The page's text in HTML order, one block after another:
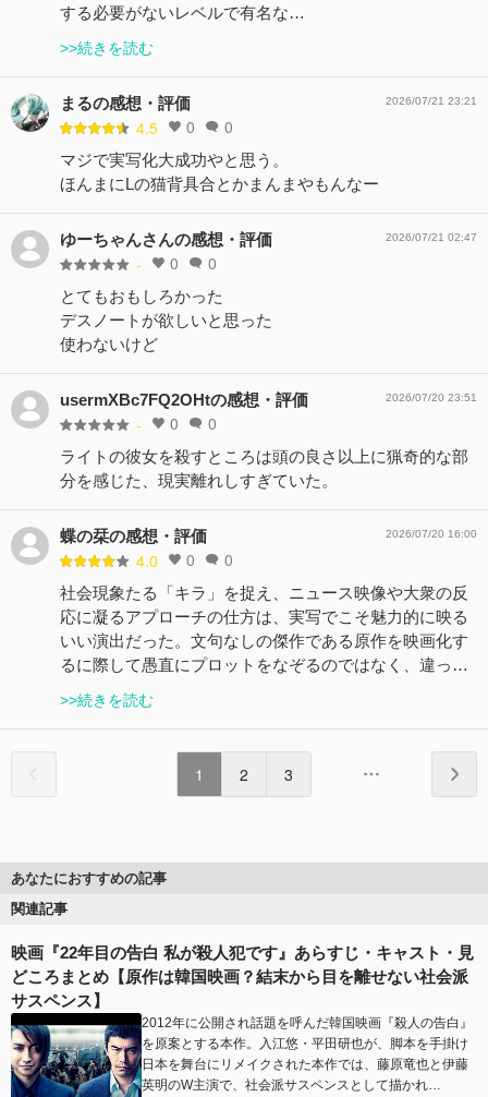
する必要がないレベルで有名な…
>>続きを読む
まるの感想・評価
4.5 0 0
2026/07/21 23:21
マジで実写化大成功やと思う。
ほんまにLの猫背具合とかまんまやもんなー
ゆーちゃんさんの感想・評価
- 0 0
2026/07/21 02:47
とてもおもしろかった
デスノートが欲しいと思った
使わないけど
usermXBc7FQ2OHtの感想・評価
- 0 0
2026/07/20 23:51
ライトの彼女を殺すところは頭の良さ以上に猟奇的な部
分を感じた、現実離れしすぎていた。
蝶の栞の感想・評価
4.0 0 0
2026/07/20 16:00
社会現象たる「キラ」を捉え、ニュース映像や大衆の反
応に凝るアプローチの仕方は、実写でこそ魅力的に映る
いい演出だった。文句なしの傑作である原作を映画化す
るに際して愚直にプロットをなぞるのではなく、違っ…
>>続きを読む
1 2 3
あなたにおすすめの記事
関連記事
映画『22年目の告白 私が殺人犯です』あらすじ・キャスト・見
どころまとめ【原作は韓国映画？結末から目を離せない社会派
サスペンス】
2012年に公開され話題を呼んだ韓国映画『殺人の告白』
を原案とする本作。入江悠・平田研也が、脚本を手掛け
日本を舞台にリメイクされた本作では、藤原竜也と伊藤
英明のW主演で、社会派サスペンスとして描かれ…